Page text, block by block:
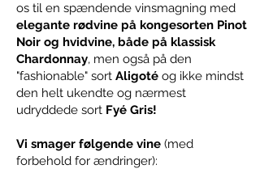
os til en spændende vinsmagning med
elegante rødvine på kongesorten Pinot
Noir og hvidvine, både på klassisk
Chardonnay, men også på den
"fashionable" sort Aligoté og ikke mindst
den helt ukendte og nærmest
udryddede sort Fyé Gris!
Vi smager følgende vine (med
forbehold for ændringer):